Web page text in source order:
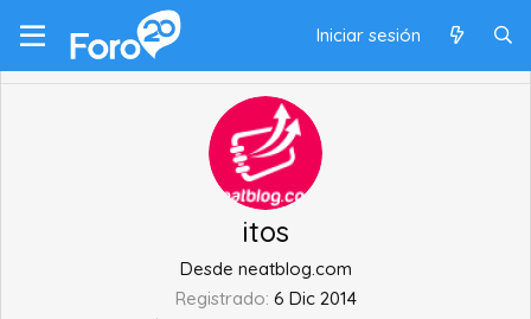
Iniciar sesión
itos
Desde neatblog.com
Registrado 6 Dic 2014